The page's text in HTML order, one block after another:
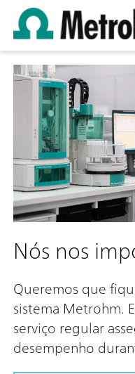
Nós nos
Queremos que
sistema Metrohm.
serviço regular
desempenho